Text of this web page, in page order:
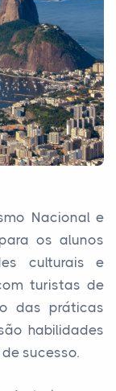
Nacional e
os alunos
culturais e
turistas de
das práticas
habilidades
sucesso.